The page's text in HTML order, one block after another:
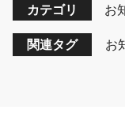
カテゴリ お
関連タグ お